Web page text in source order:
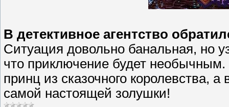
В детективное агентство
Ситуация довольно банальная, но
что приключение будет
принц из сказочного королевства,
самой настоящей золушки!